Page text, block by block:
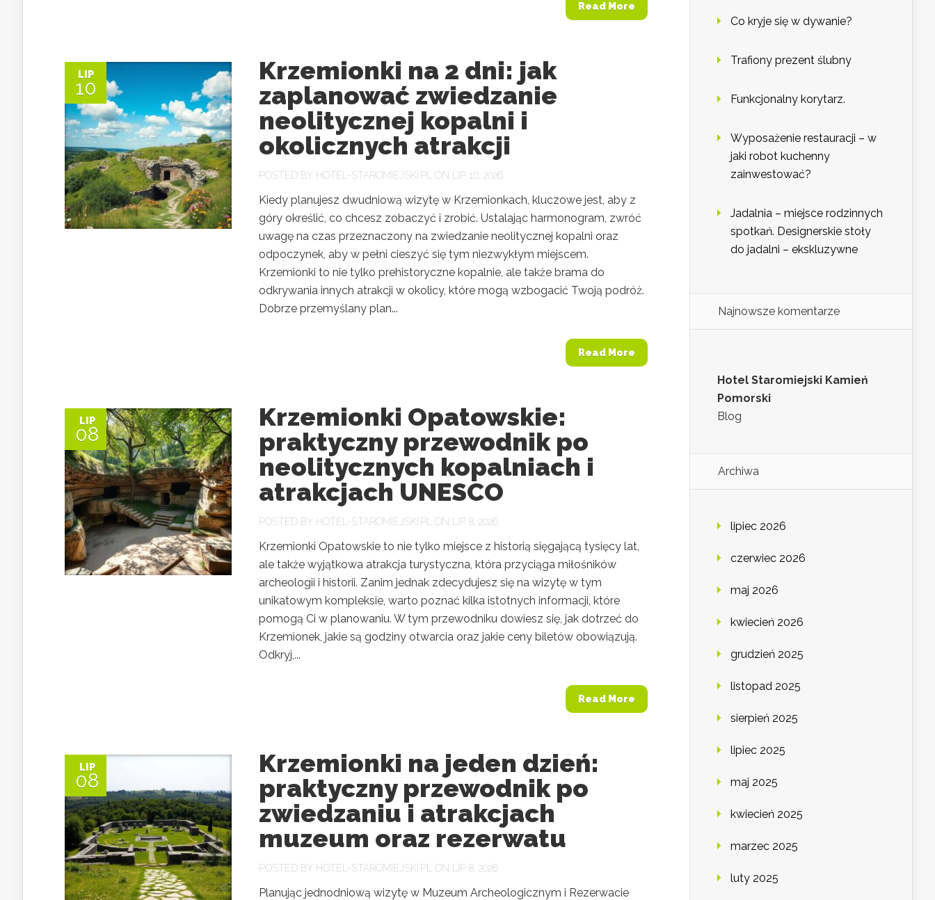
Read More
LIP
10
Krzemionki na 2 dni: jak
zaplanować zwiedzanie
neolitycznej kopalni i
okolicznych atrakcji
POSTED BY HOTEL-STAROMIEJSKI.PL ON LIP 10, 2026
Kiedy planujesz dwudniową wizytę w Krzemionkach, kluczowe jest, aby z
góry określić, co chcesz zobaczyć i zrobić. Ustalając harmonogram, zwróć
uwagę na czas przeznaczony na zwiedzanie neolitycznej kopalni oraz
odpoczynek, aby w pełni cieszyć się tym niezwykłym miejscem.
Krzemionki to nie tylko prehistoryczne kopalnie, ale także brama do
odkrywania innych atrakcji w okolicy, które mogą wzbogacić Twoją podróż.
Dobrze przemyślany plan...
Read More
LIP
08
Krzemionki Opatowskie:
praktyczny przewodnik po
neolitycznych kopalniach i
atrakcjach UNESCO
POSTED BY HOTEL-STAROMIEJSKI.PL ON LIP 8, 2026
Krzemionki Opatowskie to nie tylko miejsce z historią sięgającą tysięcy lat,
ale także wyjątkowa atrakcja turystyczna, która przyciąga miłośników
archeologii i historii. Zanim jednak zdecydujesz się na wizytę w tym
unikatowym kompleksie, warto poznać kilka istotnych informacji, które
pomogą Ci w planowaniu. W tym przewodniku dowiesz się, jak dotrzeć do
Krzemionek, jakie są godziny otwarcia oraz jakie ceny biletów obowiązują.
Odkryj,...
Read More
LIP
08
Krzemionki na jeden dzień:
praktyczny przewodnik po
zwiedzaniu i atrakcjach
muzeum oraz rezerwatu
POSTED BY HOTEL-STAROMIEJSKI.PL ON LIP 8, 2026
Planując jednodniową wizytę w Muzeum Archeologicznym i Rezerwacie
Co kryje się w dywanie?
Trafiony prezent ślubny
Funkcjonalny korytarz.
Wyposażenie restauracji – w
jaki robot kuchenny
zainwestować?
Jadalnia – miejsce rodzinnych
spotkań. Designerskie stoły
do jadalni – ekskluzywne
Najnowsze komentarze
Hotel Staromiejski Kamień
Pomorski
Blog
Archiwa
lipiec 2026
czerwiec 2026
maj 2026
kwiecień 2026
grudzień 2025
listopad 2025
sierpień 2025
lipiec 2025
maj 2025
kwiecień 2025
marzec 2025
luty 2025